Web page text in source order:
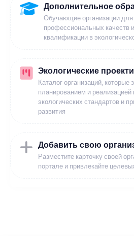
Дополнительное
Обучающие организации для
профессиональных качеств
квалификации в
Экологические
Каталог организаций, которые
планированием и реализацией
экологических стандартов и
развития
Добавить свою
Разместите карточку своей
портале и привлекайте